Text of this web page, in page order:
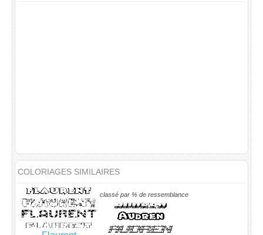
COLORIAGES SIMILAIRES
classé par % de ressemblance